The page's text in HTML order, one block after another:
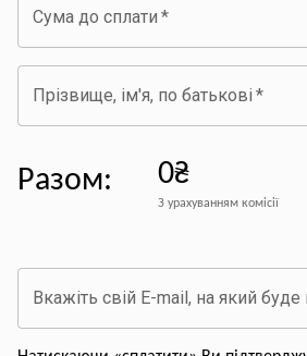
Сума до сплати *
Прізвище, ім'я, по батькові *
Разом: 0₴
З урахуванням комісії